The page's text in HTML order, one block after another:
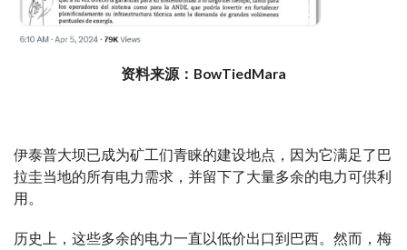
资料来源：BowTiedMara
伊泰普大坝已成为矿工们青睐的建设地点，因为它满足了巴
拉圭当地的所有电力需求，并留下了大量多余的电力可供利
用。
历史上，这些多余的电力一直以低价出口到巴西。然而，梅